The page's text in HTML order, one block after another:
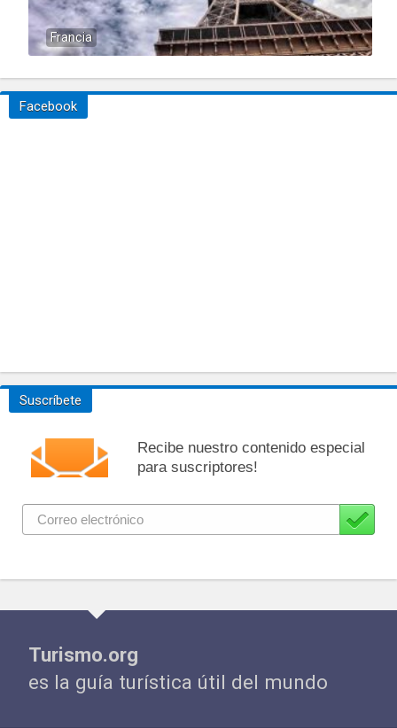
Francia
Facebook
Suscríbete
Recibe nuestro contenido especial
para suscriptores!
Turismo.org
es la guía turística útil del mundo